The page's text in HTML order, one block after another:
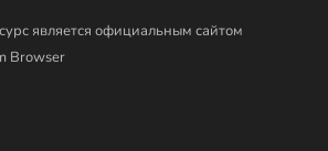
является официальным сайтом
Browser